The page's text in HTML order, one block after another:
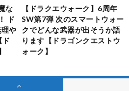
な
ド
や
ド
【ドラクエウォーク】6周年
SW第7弾 次のスマートウォー
クでどんな武器が出そうか語
ります【ドラゴンクエストウ
ォーク】